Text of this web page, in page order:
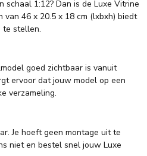
1:12? Dan is de Luxe Vitrine
46 x 20.5 x 18 cm (lxbxh) biedt
te stellen.
goed zichtbaar is vanuit
ervoor dat jouw model op een
verzameling.
Je hoeft geen montage uit te
niet en bestel snel jouw Luxe